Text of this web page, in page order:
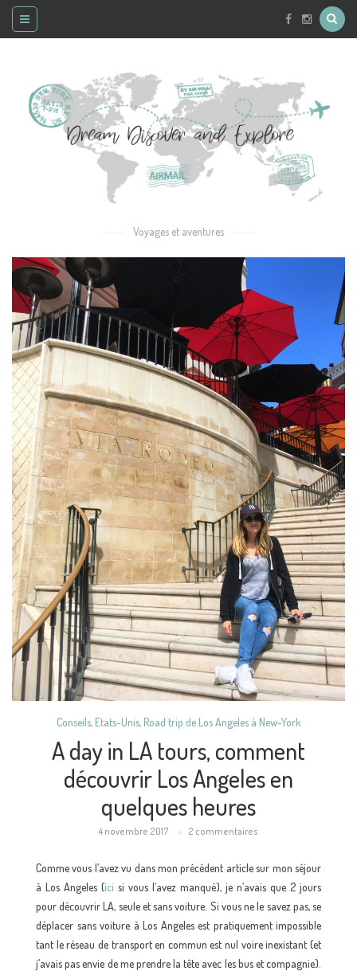
Voyages et aventures
Conseils, Etats-Unis, Road trip de Los Angeles à New-York
A day in LA tours, comment
découvrir Los Angeles en
quelques heures
4 novembre 2017 2 commentaires
Comme vous l’avez vu dans mon précédent article sur mon séjour
à Los Angeles (ici si vous l’avez manqué), je n’avais que 2 jours
pour découvrir LA, seule et sans voiture. Si vous ne le savez pas, se
déplacer sans voiture à Los Angeles est pratiquement impossible
tant le réseau de transport en commun est nul voire inexistant (et
j’avais pas envie de me prendre la tête avec les bus et compagnie).